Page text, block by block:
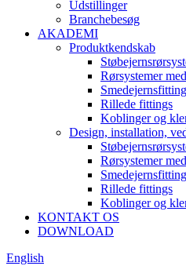
Udstillinger
Branchebesøg
AKADEMI
Produktkendskab
Rørsystemer
Rillede fittings
Koblinger og
Design, installation,
Rørsystemer
Rillede fittings
Koblinger og
KONTAKT OS
DOWNLOAD
English